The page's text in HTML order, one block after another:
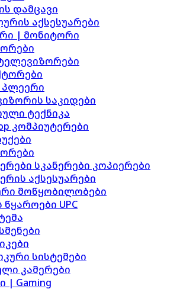
დამცავი
აქსესუარები
| მონიტორი
პლეერი
საკიდები
ტექნიკა
კომპიუტერები
სკანერები კოპიერები
აქსესუარები
მოწყობილობები
წყაროები UPC
სისტემები
კამერები
| Gaming